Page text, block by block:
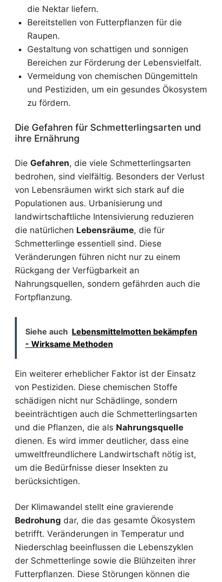
die Nektar liefern.
Bereitstellen von Futterpflanzen für die
Raupen.
Gestaltung von schattigen und sonnigen
Bereichen zur Förderung der Lebensvielfalt.
Vermeidung von chemischen Düngemitteln
und Pestiziden, um ein gesundes Ökosystem
zu fördern.
Die Gefahren für Schmetterlingsarten und
ihre Ernährung
Die Gefahren, die viele Schmetterlingsarten
bedrohen, sind vielfältig. Besonders der Verlust
von Lebensräumen wirkt sich stark auf die
Populationen aus. Urbanisierung und
landwirtschaftliche Intensivierung reduzieren
die natürlichen Lebensräume, die für
Schmetterlinge essentiell sind. Diese
Veränderungen führen nicht nur zu einem
Rückgang der Verfügbarkeit an
Nahrungsquellen, sondern gefährden auch die
Fortpflanzung.
Siehe auch Lebensmittelmotten bekämpfen
- Wirksame Methoden
Ein weiterer erheblicher Faktor ist der Einsatz
von Pestiziden. Diese chemischen Stoffe
schädigen nicht nur Schädlinge, sondern
beeinträchtigen auch die Schmetterlingsarten
und die Pflanzen, die als Nahrungsquelle
dienen. Es wird immer deutlicher, dass eine
umweltfreundlichere Landwirtschaft nötig ist,
um die Bedürfnisse dieser Insekten zu
berücksichtigen.
Der Klimawandel stellt eine gravierende
Bedrohung dar, die das gesamte Ökosystem
betrifft. Veränderungen in Temperatur und
Niederschlag beeinflussen die Lebenszyklen
der Schmetterlinge sowie die Blühzeiten ihrer
Futterpflanzen. Diese Störungen können die